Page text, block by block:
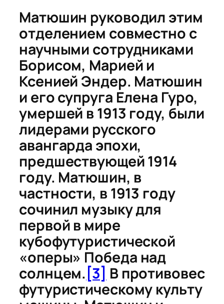
Матюшин руководил этим
отделением совместно с
научными сотрудниками
Борисом, Марией и
Ксенией Эндер. Матюшин
и его супруга Елена Гуро,
умершей в 1913 году, были
лидерами русского
авангарда эпохи,
предшествующей 1914
году. Матюшин, в
частности, в 1913 году
сочинил музыку для
первой в мире
кубофутуристической
«оперы» Победа над
солнцем. [3] В противовес
футуристическому культу